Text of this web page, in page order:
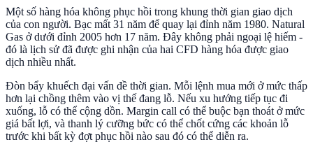
Một số hàng hóa không phục hồi trong khung thời gian giao dịch
của con người. Bạc mất 31 năm để quay lại đỉnh năm 1980. Natural
Gas ở dưới đỉnh 2005 hơn 17 năm. Đây không phải ngoại lệ hiếm -
đó là lịch sử đã được ghi nhận của hai CFD hàng hóa được giao
dịch nhiều nhất.
Đòn bẩy khuếch đại vấn đề thời gian. Mỗi lệnh mua mới ở mức thấp
hơn lại chồng thêm vào vị thế đang lỗ. Nếu xu hướng tiếp tục đi
xuống, lỗ có thể cộng dồn. Margin call có thể buộc bạn thoát ở mức
giá bất lợi, và thanh lý cưỡng bức có thể chốt cứng các khoản lỗ
trước khi bất kỳ đợt phục hồi nào sau đó có thể diễn ra.